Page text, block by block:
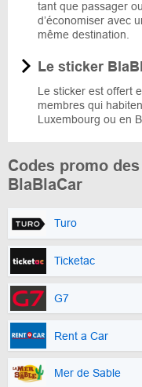
tant que passager
d’économiser avec
même destination.
Le sticker
Le sticker est offert
membres qui
Luxembourg ou en
Codes promo
BlaBlaCar
Turo
Ticketac
G7
Rent a Car
Mer de Sable